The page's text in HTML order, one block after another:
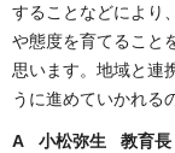
することなどにより
や態度を育てること
思います。地域と連
うに進めていかれる
A 小松弥生 教育長